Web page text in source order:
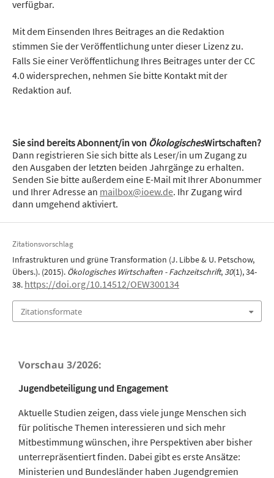
verfügbar.
Mit dem Einsenden Ihres Beitrages an die Redaktion
stimmen Sie der Veröffentlichung unter dieser Lizenz zu.
Falls Sie einer Veröffentlichung Ihres Beitrages unter der CC
4.0 widersprechen, nehmen Sie bitte Kontakt mit der
Redaktion auf.
Sie sind bereits Abonnent/in von ÖkologischesWirtschaften?
Dann registrieren Sie sich bitte als Leser/in um Zugang zu
den Ausgaben der letzten beiden Jahrgänge zu erhalten.
Senden Sie bitte außerdem eine E-Mail mit Ihrer Abonummer
und Ihrer Adresse an mailbox@ioew.de. Ihr Zugang wird
dann umgehend aktiviert.
Zitationsvorschlag
Infrastrukturen und grüne Transformation (J. Libbe & U. Petschow,
Übers.). (2015). Ökologisches Wirtschaften - Fachzeitschrift, 30(1), 34-
38. https://doi.org/10.14512/OEW300134
Zitationsformate
Vorschau 3/2026:
Jugendbeteiligung und Engagement
Aktuelle Studien zeigen, dass viele junge Menschen sich
für politische Themen interessieren und sich mehr
Mitbestimmung wünschen, ihre Perspektiven aber bisher
unterrepräsentiert finden. Dabei gibt es erste Ansätze:
Ministerien und Bundesländer haben Jugendgremien